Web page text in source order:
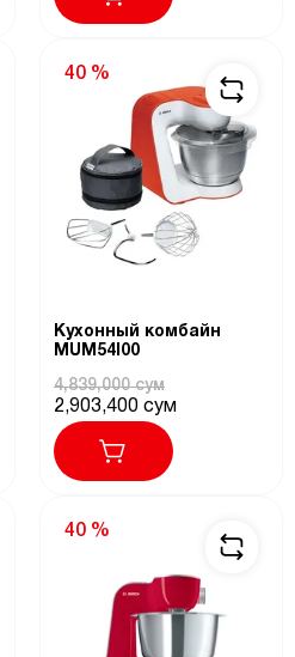
40 %
Кухонный комбайн
MUM54I00
4,839,000 сум
2,903,400 сум
40 %